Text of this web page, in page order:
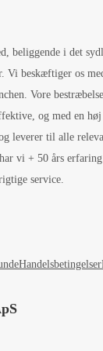
beliggende i det
Vi beskæftiger os
Vore
og med en
leverer til alle
vi + 50 års
service.
Handelsbetingelser